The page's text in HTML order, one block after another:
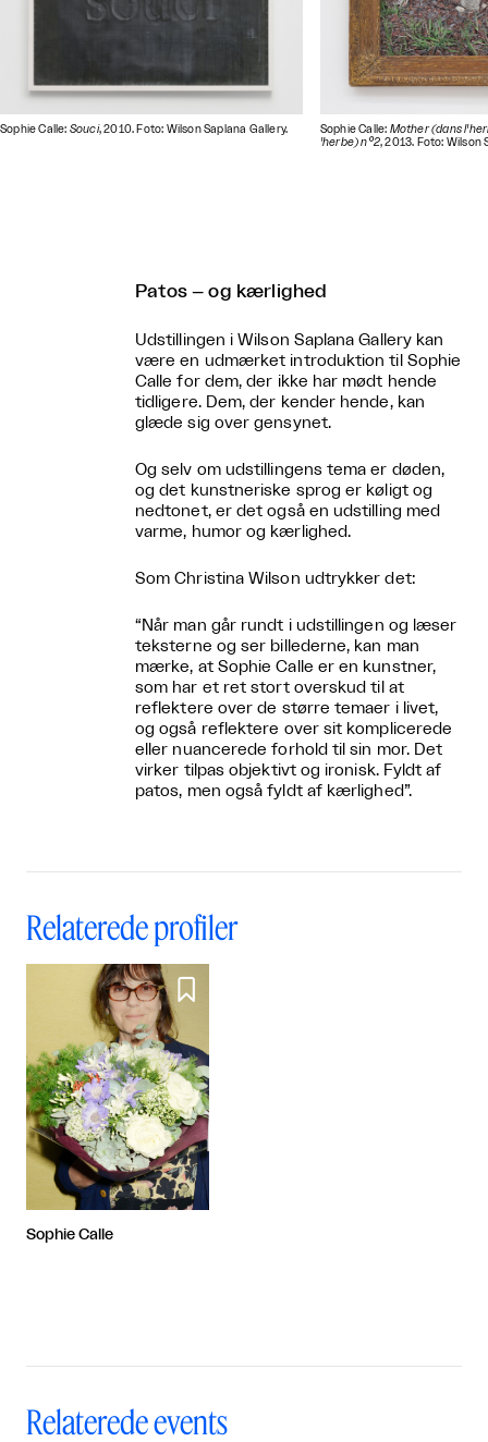
Sophie Calle: Souci, 2010. Foto: Wilson Saplana Gallery. Sophie Calle: Mother (dans
'herbe) n°2, 2013. Foto: Wilson
Patos – og kærlighed
Udstillingen i Wilson Saplana Gallery kan
være en udmærket introduktion til Sophie
Calle for dem, der ikke har mødt hende
tidligere. Dem, der kender hende, kan
glæde sig over gensynet.
Og selv om udstillingens tema er døden,
og det kunstneriske sprog er køligt og
nedtonet, er det også en udstilling med
varme, humor og kærlighed.
Som Christina Wilson udtrykker det:
“Når man går rundt i udstillingen og læser
teksterne og ser billederne, kan man
mærke, at Sophie Calle er en kunstner,
som har et ret stort overskud til at
reflektere over de større temaer i livet,
og også reflektere over sit komplicerede
eller nuancerede forhold til sin mor. Det
virker tilpas objektivt og ironisk. Fyldt af
patos, men også fyldt af kærlighed”.
Relaterede profiler

Sophie Calle
Relaterede events